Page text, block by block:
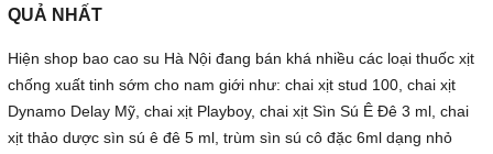
QUẢ NHẤT
Hiện shop bao cao su Hà Nội đang bán khá nhiều các loại thuốc xịt
chống xuất tinh sớm cho nam giới như: chai xịt stud 100, chai xịt
Dynamo Delay Mỹ, chai xịt Playboy, chai xịt Sìn Sú Ê Đê 3 ml, chai
xịt thảo dược sìn sú ê đê 5 ml, trùm sìn sú cô đặc 6ml dạng nhỏ